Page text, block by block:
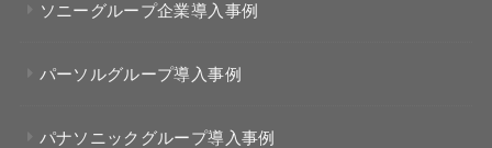
ソニーグループ企業導入事例
パーソルグループ導入事例
パナソニックグループ導入事例